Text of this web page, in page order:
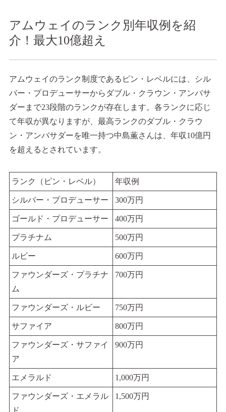
アムウェイのランク別年収例を紹
介！最大10億超え
アムウェイのランク制度であるピン・レベルには、シル
バー・プロデューサーからダブル・クラウン・アンバサ
ダーまで23段階のランクが存在します。各ランクに応じ
て年収が異なりますが、最高ランクのダブル・クラウ
ン・アンバサダーを唯一持つ中島薫さんは、年収10億円
を超えるとされています。
ランク（ピン・レベル） 年収例
シルバー・プロデューサー 300万円
ゴールド・プロデューサー 400万円
プラチナム 500万円
ルビー 600万円
ファウンダーズ・プラチナ
ム
700万円
ファウンダーズ・ルビー 750万円
サファイア 800万円
ファウンダーズ・サファイ
ア
900万円
エメラルド 1,000万円
ファウンダーズ・エメラル
ド
1,500万円